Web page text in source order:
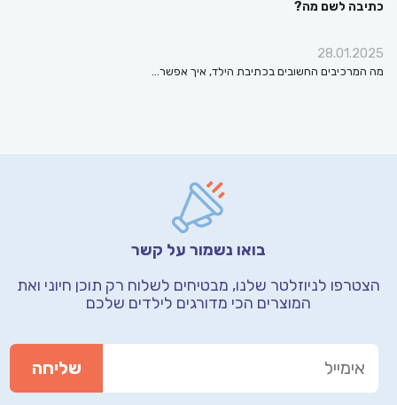
כתיבה לשם מה?
28.01.2025
מה המרכיבים החשובים בכתיבת הילד, איך אפשר…
בואו נשמור על קשר
הצטרפו לניוזלטר שלנו, מבטיחים לשלוח רק תוכן חיוני ואת
המוצרים הכי מדורגים לילדים שלכם